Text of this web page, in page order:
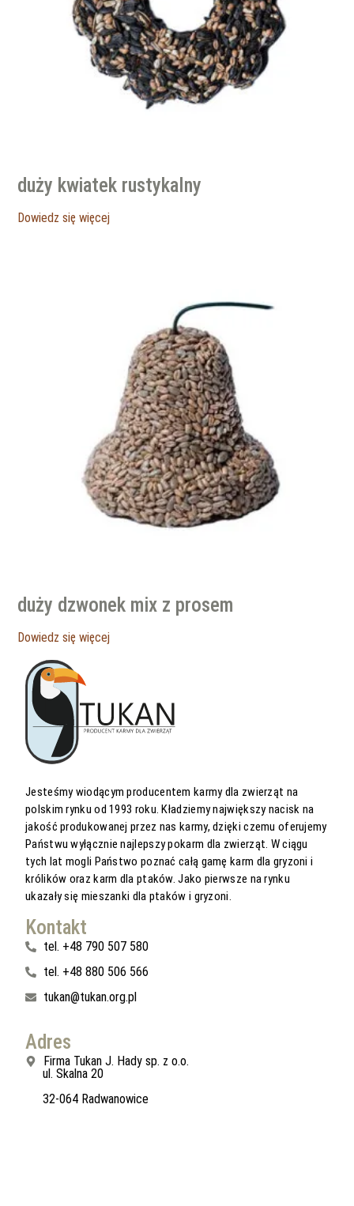
duży kwiatek rustykalny
Dowiedz się więcej
duży dzwonek mix z prosem
Dowiedz się więcej
Jesteśmy wiodącym producentem karmy dla zwierząt na
polskim rynku od 1993 roku. Kładziemy największy nacisk na
jakość produkowanej przez nas karmy, dzięki czemu oferujemy
Państwu wyłącznie najlepszy pokarm dla zwierząt. W ciągu
tych lat mogli Państwo poznać całą gamę karm dla gryzoni i
królików oraz karm dla ptaków. Jako pierwsze na rynku
ukazały się mieszanki dla ptaków i gryzoni.
Kontakt
tel. +48 790 507 580
tel. +48 880 506 566
tukan@tukan.org.pl
Adres
Firma Tukan J. Hady sp. z o.o.
ul. Skalna 20
32-064 Radwanowice